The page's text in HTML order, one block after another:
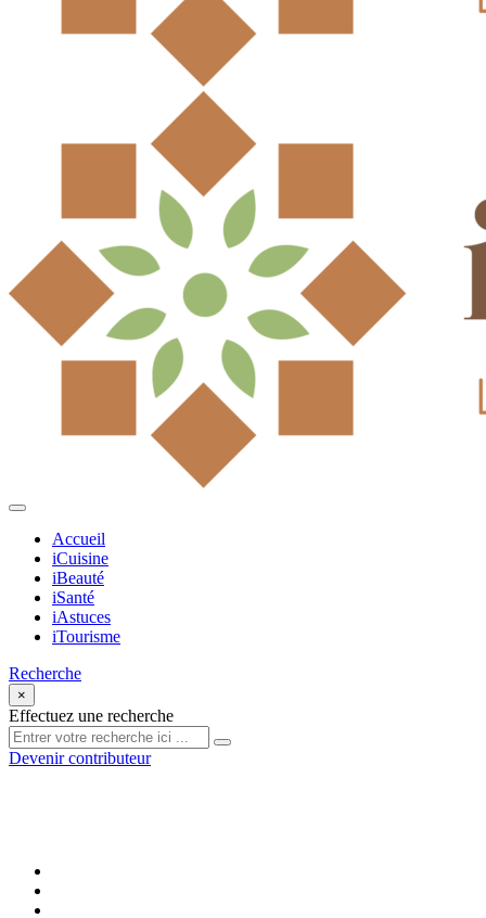
Accueil
iCuisine
iBeauté
iSanté
iAstuces
iTourisme
Recherche
×
Effectuez une recherche
Devenir contributeur